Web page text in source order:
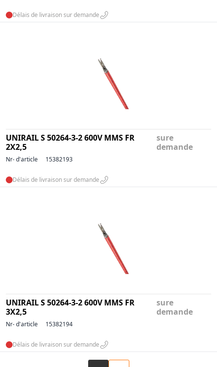
Délais de livraison sur demande
UNIRAIL S 50264-3-2 600V MMS FR
2X2,5
sure
demande
Nr- d'article 15382193
Délais de livraison sur demande
UNIRAIL S 50264-3-2 600V MMS FR
3X2,5
sure
demande
Nr- d'article 15382194
Délais de livraison sur demande